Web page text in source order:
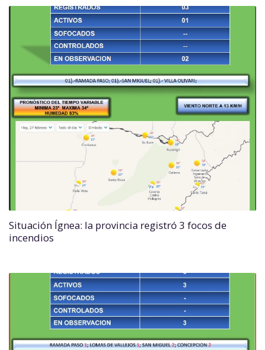
Situación Ígnea: la provincia registró 3 focos de
incendios